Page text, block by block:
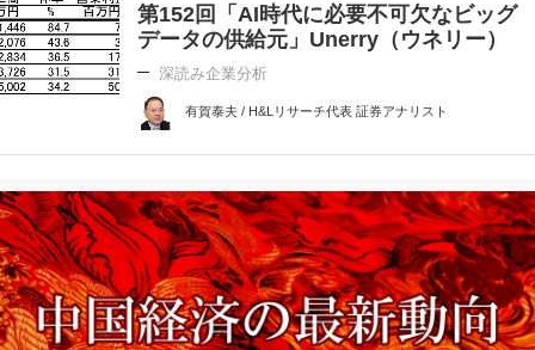
第152回「AI時代に必要不可欠なビッグ
データの供給元」Unerry（ウネリー）
深読み企業分析
有賀泰夫 / H&Lリサーチ代表 証券アナリスト